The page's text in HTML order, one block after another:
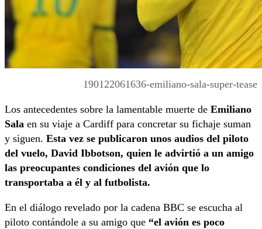
190122061636-emiliano-sala-super-tease
Los antecedentes sobre la lamentable muerte de Emiliano
Sala en su viaje a Cardiff para concretar su fichaje suman
y siguen. Esta vez se publicaron unos audios del piloto
del vuelo, David Ibbotson, quien le advirtió a un amigo
las preocupantes condiciones del avión que lo
transportaba a él y al futbolista.
En el diálogo revelado por la cadena BBC se escucha al
piloto contándole a su amigo que “el avión es poco